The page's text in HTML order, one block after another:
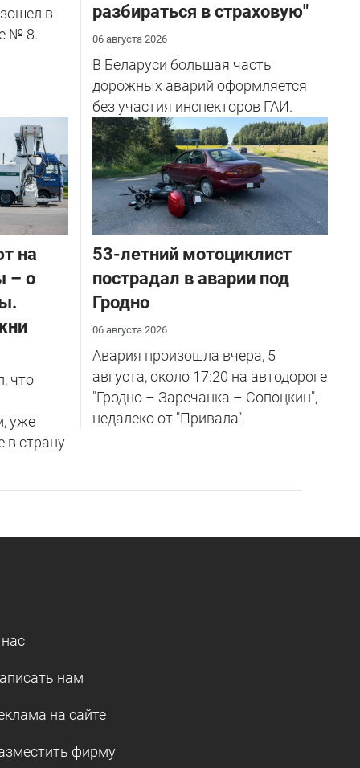
в
№ 8.
разбираться в страховую"
06 августа 2026
В Беларуси большая часть
дорожных аварий оформляется
без участия инспекторов ГАИ.
на
– о
что
уже
в страну
53-летний мотоциклист
пострадал в аварии под
Гродно
06 августа 2026
Авария произошла вчера, 5
августа, около 17:20 на автодороге
"Гродно – Заречанка – Сопоцкин",
недалеко от "Привала".
нам
на сайте
фирму